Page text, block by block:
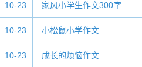
10-23 家风小学生作文300字…
10-23 小松鼠小学作文
10-23 成长的烦恼作文